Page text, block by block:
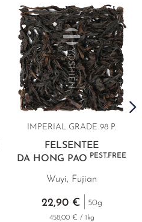
IMPERIAL GRADE 98 P.
FELSENTEE
DA HONG PAO PEST.FREE
Wuyi, Fujian
22,90 € 50g
458,00 € / 1kg